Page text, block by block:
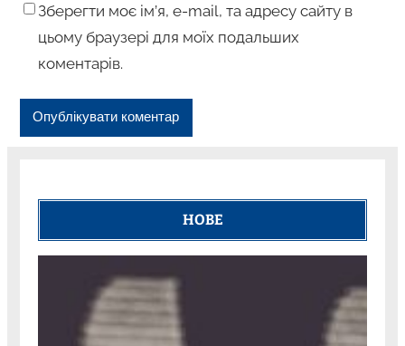
Зберегти моє ім’я, e-mail, та адресу сайту в
цьому браузері для моїх подальших
коментарів.
НОВЕ